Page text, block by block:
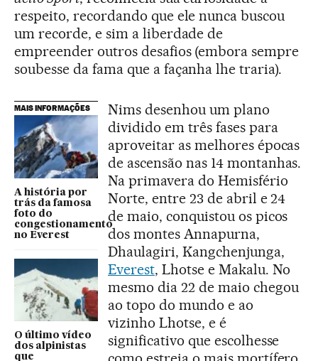
respeito, recordando que ele nunca buscou
um recorde, e sim a liberdade de
empreender outros desafios (embora sempre
soubesse da fama que a façanha lhe traria).
MAIS INFORMAÇÕES
A história por
trás da famosa
foto do
congestionamento
no Everest
O último vídeo
dos alpinistas
que
Nims desenhou um plano
dividido em três fases para
aproveitar as melhores épocas
de ascensão nas 14 montanhas.
Na primavera do Hemisfério
Norte, entre 23 de abril e 24
de maio, conquistou os picos
dos montes Annapurna,
Dhaulagiri, Kangchenjunga,
Everest, Lhotse e Makalu. No
mesmo dia 22 de maio chegou
ao topo do mundo e ao
vizinho Lhotse, e é
significativo que escolhesse